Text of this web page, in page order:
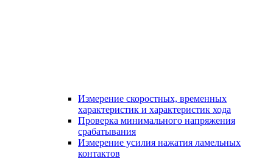
Измерение скоростных, временных
характеристик и характеристик хода
Проверка минимального напряжения
срабатывания
Измерение усилия нажатия ламельных
контактов